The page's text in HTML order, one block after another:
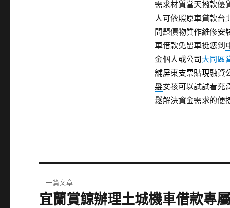
需求材質當天撥款優
人可依照原車貸款台
問題價物質作維修安
車借款免留車挺您到
金個人或公司 大同區
舖屏東支票貼現融資
髮女孩可以試試看充
鬆解決資金需求的便
章
上一篇文章
上
宜蘭賞鯨辦理土城機車借款專